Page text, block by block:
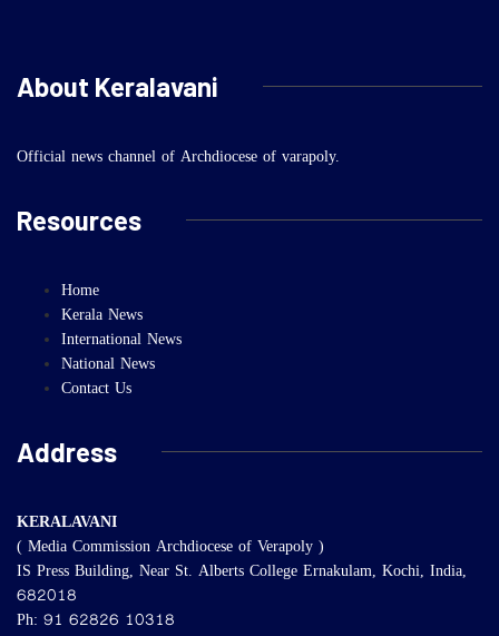
About Keralavani
Official news channel of Archdiocese of varapoly.
Resources
Home
Kerala News
International News
National News
Contact Us
Address
KERALAVANI
( Media Commission Archdiocese of Verapoly )
IS Press Building, Near St. Alberts College Ernakulam, Kochi, India,
682018
Ph: 91 62826 10318